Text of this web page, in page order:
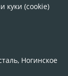
куки (cookie)
Ногинское